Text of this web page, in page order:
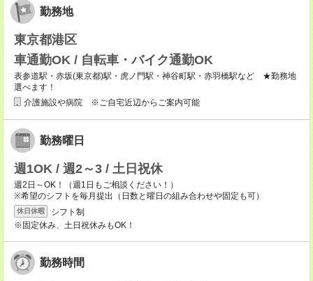
勤務地
東京都港区
車通勤OK / 自転車・バイク通勤OK
表参道駅・赤坂(東京都)駅・虎ノ門駅・神谷町駅・赤羽橋駅など ★勤務地
選べます！
介護施設や病院 ※ご自宅近辺からご案内可能
勤務曜日
週1OK / 週2～3 / 土日祝休
週2日～OK！（週1日もご相談ください！）
※希望のシフトを毎月提出（日数と曜日の組み合わせや固定も可）
休日休暇
シフト制
※固定休み、土日祝休みもOK！
勤務時間